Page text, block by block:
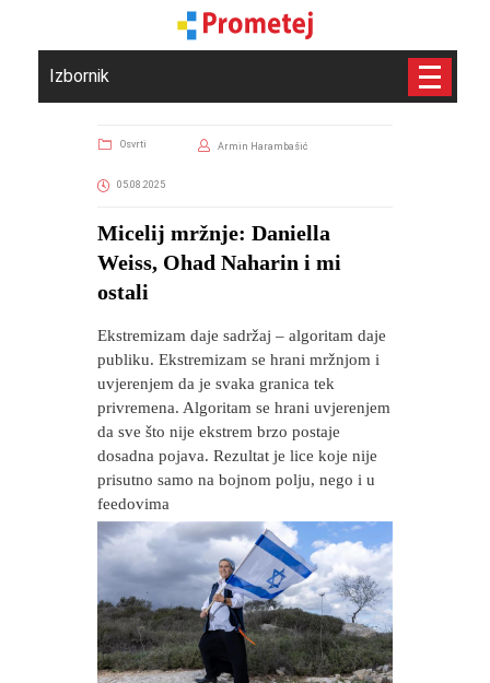
Izbornik
Osvrti Armin Harambašić
05.08.2025
Micelij mržnje: Daniella
Weiss, Ohad Naharin i mi
ostali
Ekstremizam daje sadržaj – algoritam daje
publiku. Ekstremizam se hrani mržnjom i
uvjerenjem da je svaka granica tek
privremena. Algoritam se hrani uvjerenjem
da sve što nije ekstrem brzo postaje
dosadna pojava. Rezultat je lice koje nije
prisutno samo na bojnom polju, nego i u
feedovima